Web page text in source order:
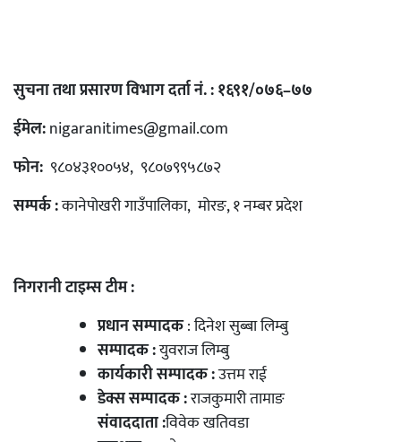
सुचना तथा प्रसारण विभाग दर्ता नं. : १६९१/०७६–७७
ईमेल:nigaranitimes@gmail.com
फोन: ९८०४३१००५४, ९८०७९९५८७२
सम्पर्क :कानेपोखरी गाउँपालिका, मोरङ, १ नम्बर प्रदेश
निगरानी टाइम्स टीम :
प्रधान सम्पादक: दिनेश सुब्बा लिम्बु
सम्पादक :युवराज लिम्बु
कार्यकारी सम्पादक :उत्तम राई
डेक्स सम्पादक :राजकुमारी तामाङ
संवाददाता :विवेक खतिवडा